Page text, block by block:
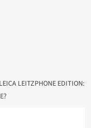
LEITZPHONE EDITION: